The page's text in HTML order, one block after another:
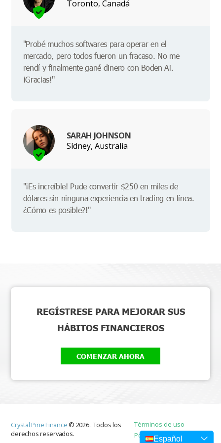
Español
Toronto, Canadá
"Probé muchos softwares para operar en el
mercado, pero todos fueron un fracaso. No me
rendí y finalmente gané dinero con Boden Ai.
¡Gracias!"
SARAH JOHNSON
Sídney, Australia
"¡Es increíble! Pude convertir $250 en miles de
dólares sin ninguna experiencia en trading en línea.
¿Cómo es posible?!"
REGÍSTRESE PARA MEJORAR SUS
HÁBITOS FINANCIEROS
COMENZAR AHORA
Crystal Pine Finance © 2026. Todos los
derechos reservados.
Términos de uso
Política de privacidad